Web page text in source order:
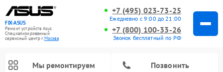
FIX-ASUS
Ремонт устройств Asus
Специализированный
cервисный центр г.Москва
+7 (495) 023-73-25
Ежедневно с 9:00 до 21:00
+7 (800) 100-33-26
Звонок бесплатный по РФ
Мы ремонтируем Позвонить